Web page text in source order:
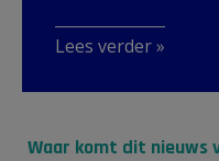
Lees verder »
Waar komt dit nieuws